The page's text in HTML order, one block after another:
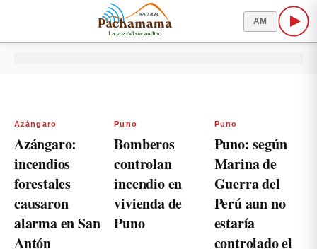
AM
Azángaro
Azángaro:
incendios
forestales
causaron
alarma en San
Antón
Puno
Bomberos
controlan
incendio en
vivienda de
Puno
Puno
Puno: según
Marina de
Guerra del
Perú aun no
estaría
controlado el